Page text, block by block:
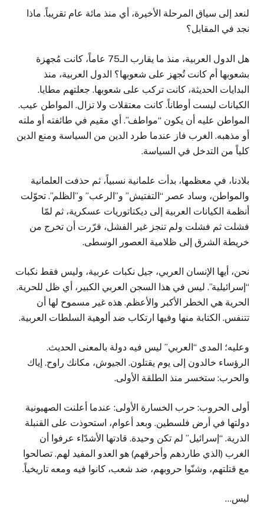
لنعد إلى سياق المرحلة الأخيرة، أي منذ مائة عام تقريباً. ماذا
نجد في المقابل؟
هل الدول العربية، منذ ما يقارب الـ75 عاماً، كانت مُجهزة
بشعوبها أم كانت تُجهز على شعوبها؟ الدول العربية، منذ
البدايات الحديثة، كانت تركب على شعوبها. جعلتهم مطايا.
الكيانات ليست أوطاناً. كانت معتقلات ولا تزال. المواطن عيب.
المواطن عليه أن يكون “مواطف”. أي مقيم في طائفته أو ملته
أو مذهبه. الغرب فاز عندما طرد الدين من السياسة ومنع الدين
كلياً من التدخل في السياسة.
بلادنا، في معظمها، بدأت علمانية نسبياً، ثم حذفت العلمانية
والمواطن، وساد عصر “التفتيش” و”الرعب” و”الظلم”. تحوّلت
أنظمة الكيانات العربية إلى ديكتاتوريات عسكرية، ثم لمّا
فشلت ثم فشلت ولم تنجز غير الفشل، قرّرت أن تخرج من
خريطة الشرق إلى ظلامية العصور الوسطى.
نحن، أيها الإنسان العربي، جيل نكبات عربية، وليس فقط نكبات
“إسرائيلية”. ليس في هذا السجن العربي الكبير، أي ظل للحرية.
الحرية هي الخطر الأكبر والأعظم. هذه غير مسموح لها أن
تتنفس. الكتابة منها وفيها ارتكاب ضد ألوهية السلطات العربية.
وعليه؛ المدى “العربي” ليس فيه دولة بالمعنى الحديث.
الرؤساء خالدون إلى يوم يقتلون. الجيوش، مكانك راوح. إياك
والحرب: ستخسر منذ الطلقة الأولى.
أولى الحروب: حرب الخسارة الأولى: عندما أعلنت الصهيونية
دولتها في أرض فلسطين. وبعد أعوام، استحوذت على القنبلة
الذرية. “إسرائيل” لم تكن وحيدة. قادتها الأشدّاء عرفوا أن
الغرب (الذي طاردهم وأحرقهم) هو العدو المفيد لهم. تصالحوا
مع قتلتهم، وشنّوا حروبهم، ضد شعب، كانوا فيه ومعه تاريخياً.
ليس…